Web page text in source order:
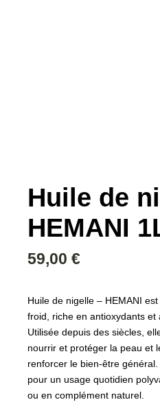
Huile de
HEMANI
59,00€
Huile de nigelle – HEMANI est
froid, riche en antioxydants et
Utilisée depuis des siècles,
nourrir et protéger la peau et
renforcer le bien-être
pour un usage quotidien
ou en complément naturel.